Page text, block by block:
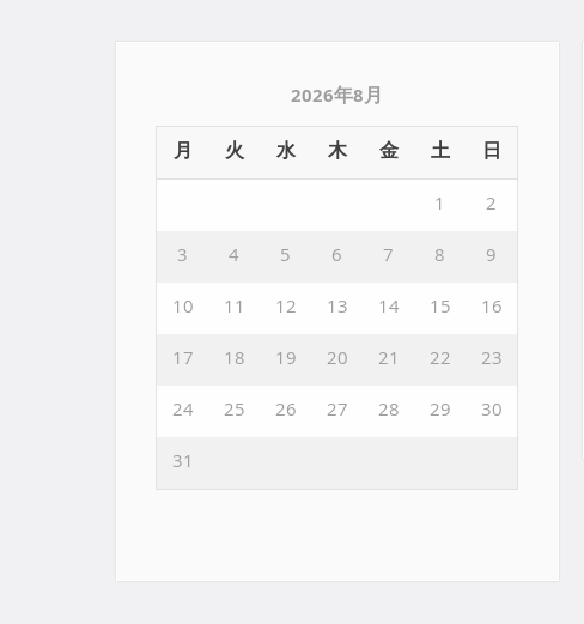
2026年8月
月
火 水 木 金 土
日
1
2
3
4 5 6 7 8
9
10
11 12 13 14 15
16
17
18 19 20 21 22
23
24
25 26 27 28 29
30
31